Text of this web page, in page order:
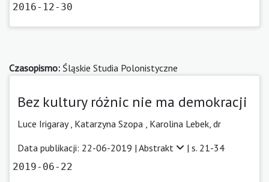
2016-12-30
Czasopismo: Śląskie Studia Polonistyczne
Bez kultury różnic nie ma demokracji
Luce Irigaray , Katarzyna Szopa
Karolina Lebek, dr
Data publikacji: 22-06-2019 | Abstrakt | s. 21-34
2019-06-22